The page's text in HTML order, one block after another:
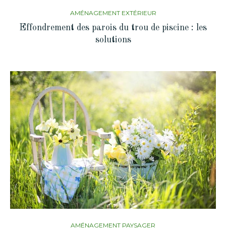
AMÉNAGEMENT EXTÉRIEUR
Effondrement des parois du trou de piscine : les
solutions
AMÉNAGEMENT PAYSAGER